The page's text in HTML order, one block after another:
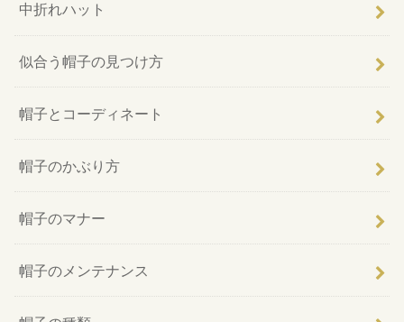
中折れハット
似合う帽子の見つけ方
帽子とコーディネート
帽子のかぶり方
帽子のマナー
帽子のメンテナンス